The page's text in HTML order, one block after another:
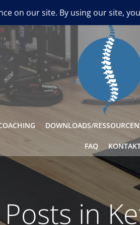
0941 / 850 8 32 34
DOWNLOADS/RESSOURCEN
FAQ
Posts in